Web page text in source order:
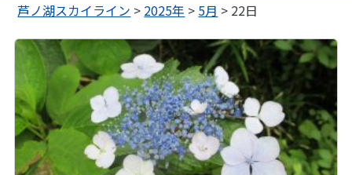
芦ノ湖スカイライン > 2025年 > 5月 > 22日